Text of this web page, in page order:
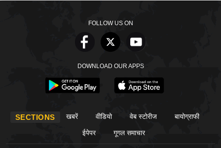
FOLLOW US ON
DOWNLOAD OUR APPS
SECTIONS खबरें वीडियो वेब स्टोरीज बायोग्राफी
ईपेपर गूगल समाचार